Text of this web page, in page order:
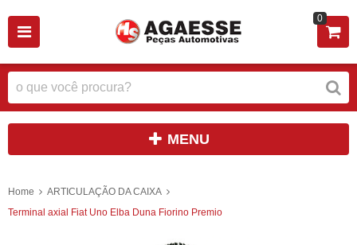
0
MENU
Home
ARTICULAÇÃO DA CAIXA
Terminal axial Fiat Uno Elba Duna Fiorino Premio